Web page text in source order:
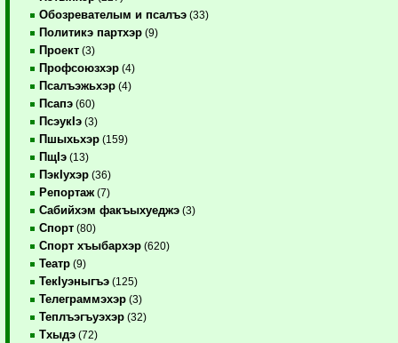
Обозревателым и псалъэ (33)
Политикэ партхэр (9)
Проект (3)
Профсоюзхэр (4)
Псалъэжьхэр (4)
Псапэ (60)
ПсэукIэ (3)
Пшыхьхэр (159)
ПщIэ (13)
ПэкIухэр (36)
Репортаж (7)
Сабийхэм факъыхуеджэ (3)
Спорт (80)
Спорт хъыбархэр (620)
Театр (9)
ТекIуэныгъэ (125)
Телеграммэхэр (3)
Теплъэгъуэхэр (32)
Тхыдэ (72)